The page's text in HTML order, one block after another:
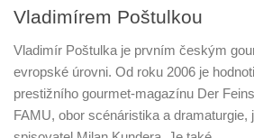
Vladimírem Poštulkou
Vladimír Poštulka je prvním českým
evropské úrovni. Od roku 2006 je
prestižního gourmet-magazínu Der
FAMU, obor scénáristika a dramaturgie,